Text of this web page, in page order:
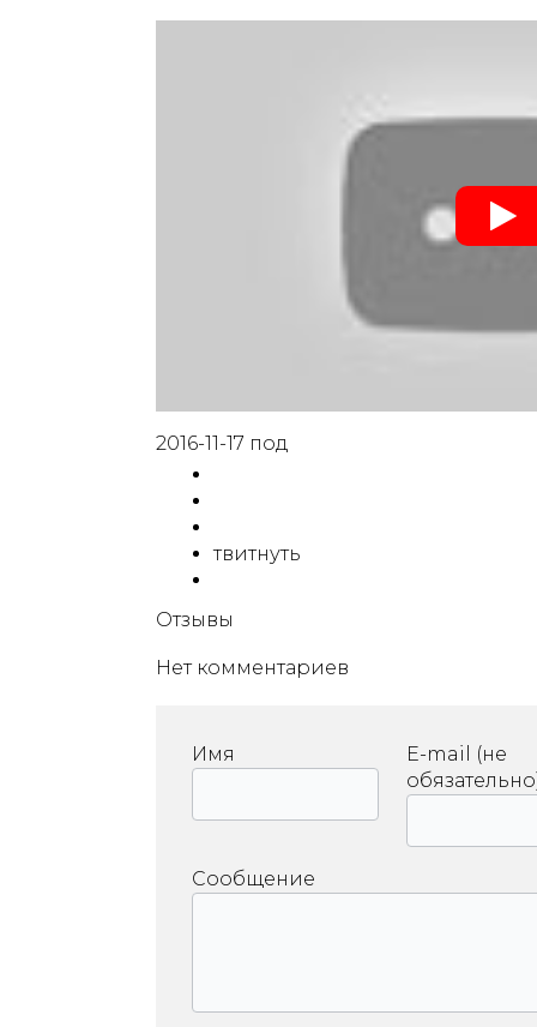
2016-11-17 под
твитнуть
Отзывы
Нет комментариев
Имя
E-mail (не
Сообщение